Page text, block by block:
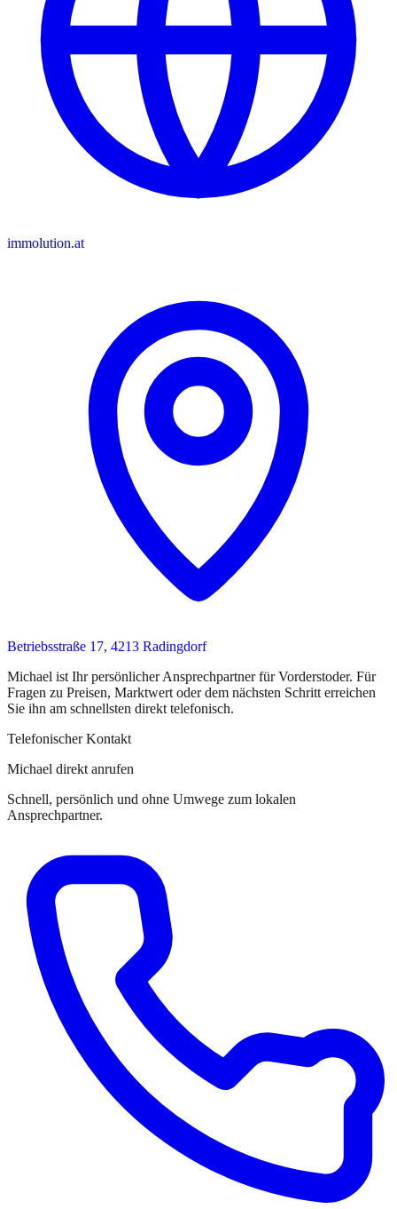
immolution.at
Betriebsstraße 17, 4213 Radingdorf
Michael ist Ihr persönlicher Ansprechpartnerfür Vorderstoder. Für
Fragen zu Preisen, Marktwert oder dem nächsten Schritt erreichen
Sie ihn am schnellsten direkt telefonisch.
Telefonischer Kontakt
Michael direkt anrufen
Schnell, persönlich und ohne Umwege zum lokalen
Ansprechpartner.